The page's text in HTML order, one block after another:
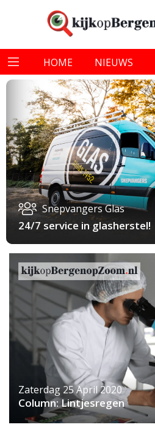
HOME NIEUWS
Snepvangers Glas
24/7 service in glasherstel!
Zaterdag 25 April 2020
Column: Lintjesregen